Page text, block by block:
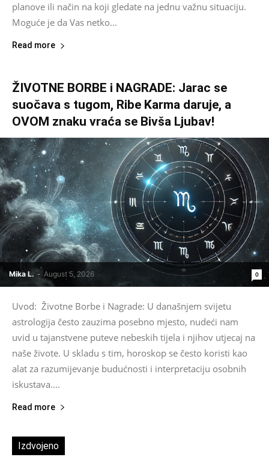
planove ili način na koji gledate na jednu važnu situaciju.
Moguće je da Vas netko...
Read more
ŽIVOTNE BORBE i NAGRADE: Jarac se
suočava s tugom, Ribe Karma daruje, a
OVOM znaku vraća se Bivša Ljubav!
Mika L. - August 5, 2026 0
Uvod: Životne Borbe i Nagrade: U današnjem svijetu
astrologija često zauzima posebno mjesto, nudeći nam
uvid u tajanstvene puteve nebeskih tijela i njihov utjecaj na
naše živote. U skladu s tim, horoskop se često koristi kao
alat za razumijevanje budućnosti i interpretaciju osobnih
iskustava....
Read more
Izdvojeno